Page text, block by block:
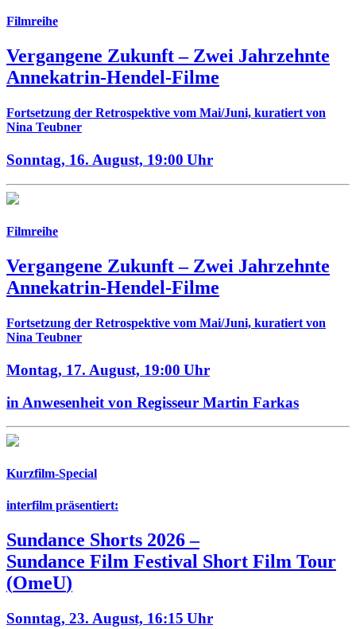
Filmreihe
Vergangene Zukunft – Zwei Jahrzehnte
Annekatrin-Hendel-Filme
Fortsetzung der Retrospektive vom Mai/Juni, kuratiert von
Nina Teubner
Sonntag, 16. August, 19:00 Uhr
Filmreihe
Vergangene Zukunft – Zwei Jahrzehnte
Annekatrin-Hendel-Filme
Fortsetzung der Retrospektive vom Mai/Juni, kuratiert von
Nina Teubner
Montag, 17. August, 19:00 Uhr
in Anwesenheit von Regisseur Martin Farkas
Kurzfilm-Special
interfilm präsentiert:
Sundance Shorts 2026–
Sundance Film Festival Short Film Tour
(OmeU)
Sonntag, 23. August, 16:15 Uhr